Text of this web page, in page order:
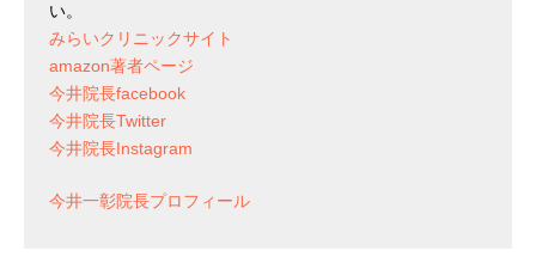
い。
みらいクリニックサイト
amazon著者ページ
今井院長facebook
今井院長Twitter
今井院長Instagram
今井一彰院長プロフィール